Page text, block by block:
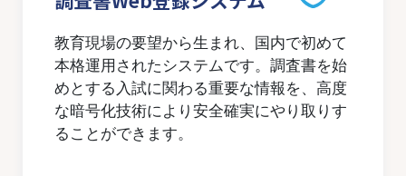
教育現場の要望から生まれ、国内で初めて
本格運用されたシステムです。調査書を始
めとする入試に関わる重要な情報を、高度
な暗号化技術により安全確実にやり取りす
ることができます。